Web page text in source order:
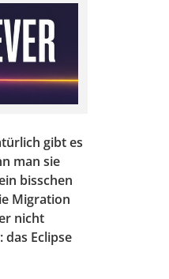
gibt es
man sie
bisschen
Migration
nicht
Eclipse